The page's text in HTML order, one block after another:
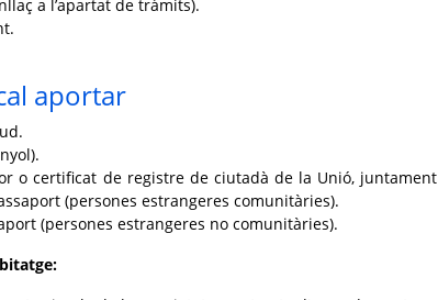
a l’apartat de tràmits).
aportar
o certificat de registre de ciutadà de la Unió, juntament
(persones estrangeres comunitàries).
(persones estrangeres no comunitàries).